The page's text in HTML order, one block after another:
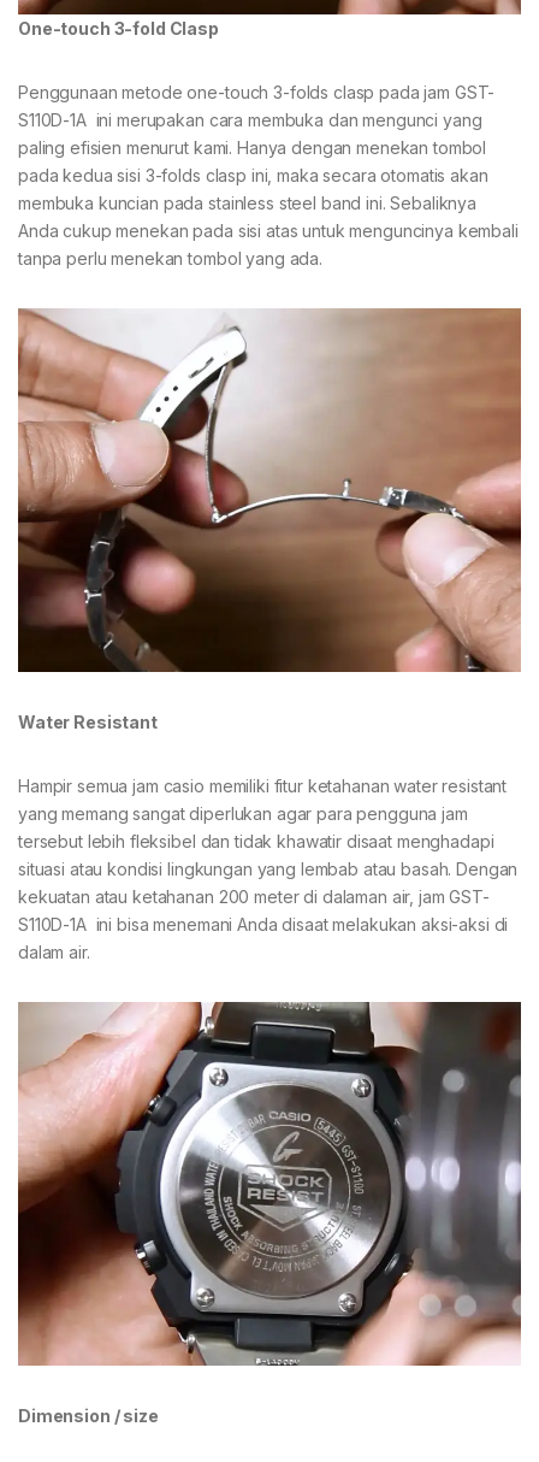
One-touch 3-fold Clasp
Penggunaan metode one-touch 3-folds clasp pada jam GST-
S110D-1A ini merupakan cara membuka dan mengunci yang
paling efisien menurut kami. Hanya dengan menekan tombol
pada kedua sisi 3-folds clasp ini, maka secara otomatis akan
membuka kuncian pada stainless steel band ini. Sebaliknya
Anda cukup menekan pada sisi atas untuk menguncinya kembali
tanpa perlu menekan tombol yang ada.
Water Resistant
Hampir semua jam casio memiliki fitur ketahanan water resistant
yang memang sangat diperlukan agar para pengguna jam
tersebut lebih fleksibel dan tidak khawatir disaat menghadapi
situasi atau kondisi lingkungan yang lembab atau basah. Dengan
kekuatan atau ketahanan 200 meter di dalaman air, jam GST-
S110D-1A ini bisa menemani Anda disaat melakukan aksi-aksi di
dalam air.
Dimension / size